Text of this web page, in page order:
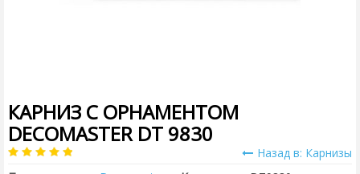
КАРНИЗ С ОРНАМЕНТОМ
DECOMASTER DT 9830
Назад в: Карнизы